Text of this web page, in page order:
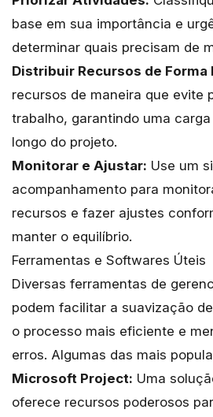
base em sua importância e
determinar quais precisam de
Distribuir Recursos de Forma
recursos de maneira que evite
trabalho, garantindo uma
longo do projeto.
Monitorar e Ajustar: Use um
acompanhamento para
recursos e fazer ajustes
manter o equilíbrio.
Ferramentas e Softwares Úteis
Diversas ferramentas de
podem facilitar a suavização
o processo mais eficiente e
erros. Algumas das mais
Microsoft Project: Uma
oferece recursos poderosos